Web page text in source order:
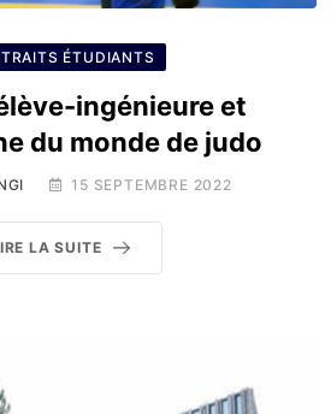
ÉTUDIANTS
ingénieure et
du monde de judo
15 SEPTEMBRE 2022
LA SUITE